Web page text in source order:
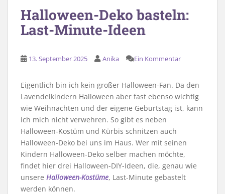
Halloween-Deko basteln:
Last-Minute-Ideen
13. September 2025 Anika Ein Kommentar
Eigentlich bin ich kein großer Halloween-Fan. Da den
Lavendelkindern Halloween aber fast ebenso wichtig
wie Weihnachten und der eigene Geburtstag ist, kann
ich mich nicht verwehren. So gibt es neben
Halloween-Kostüm und Kürbis schnitzen auch
Halloween-Deko bei uns im Haus. Wer mit seinen
Kindern Halloween-Deko selber machen möchte,
findet hier drei Halloween-DIY-Ideen, die, genau wie
unsere Halloween-Kostüme, Last-Minute gebastelt
werden können.